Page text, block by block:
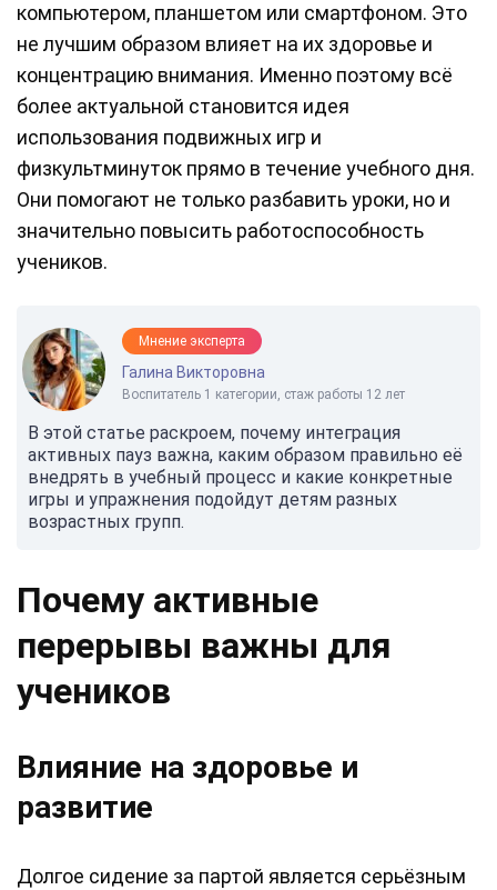
компьютером, планшетом или смартфоном. Это
не лучшим образом влияет на их здоровье и
концентрацию внимания. Именно поэтому всё
более актуальной становится идея
использования подвижных игр и
физкультминуток прямо в течение учебного дня.
Они помогают не только разбавить уроки, но и
значительно повысить работоспособность
учеников.
Мнение эксперта
Галина Викторовна
Воспитатель 1 категории, стаж работы 12 лет
В этой статье раскроем, почему интеграция
активных пауз важна, каким образом правильно её
внедрять в учебный процесс и какие конкретные
игры и упражнения подойдут детям разных
возрастных групп.
Почему активные
перерывы важны для
учеников
Влияние на здоровье и
развитие
Долгое сидение за партой является серьёзным